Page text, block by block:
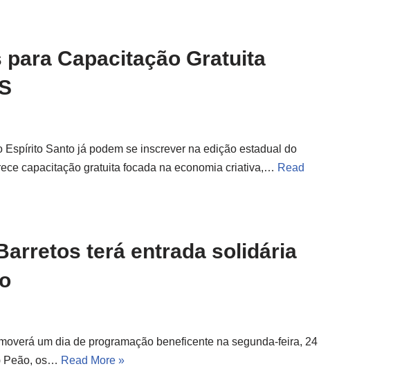
Capacitação Gratuita
Espírito Santo já podem se inscrever na edição estadual do
capacitação gratuita focada na economia criativa,… Read
terá entrada solidária
um dia de programação beneficente na segunda-feira, 24
Peão, os… Read More »